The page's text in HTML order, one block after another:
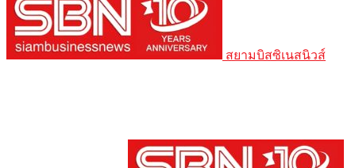
สยามบิสซิเนสนิวส์